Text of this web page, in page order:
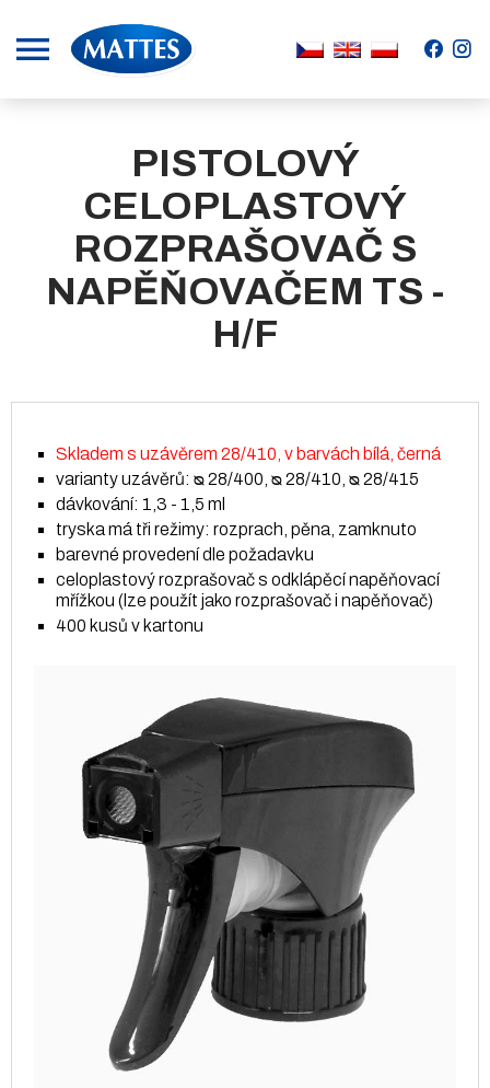
PISTOLOVÝ
CELOPLASTOVÝ
ROZPRAŠOVAČ S
NAPĚŇOVAČEM TS -
H/F
Skladem s uzávěrem 28/410, v barvách bílá, černá
varianty uzávěrů: ᴓ 28/400, ᴓ 28/410, ᴓ 28/415
dávkování: 1,3 - 1,5 ml
tryska má tři režimy: rozprach, pěna, zamknuto
barevné provedení dle požadavku
celoplastový rozprašovač s odklápěcí napěňovací
mřížkou (lze použít jako rozprašovač i napěňovač)
400 kusů v kartonu